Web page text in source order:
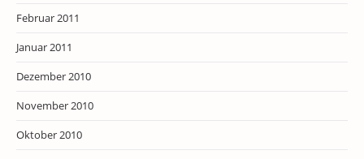
Februar 2011
Januar 2011
Dezember 2010
November 2010
Oktober 2010